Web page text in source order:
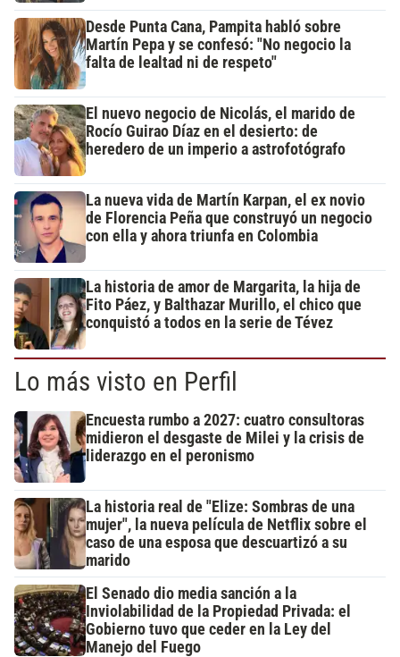
Desde Punta Cana, Pampita habló sobre
Martín Pepa y se confesó: "No negocio la
falta de lealtad ni de respeto"
El nuevo negocio de Nicolás, el marido de
Rocío Guirao Díaz en el desierto: de
heredero de un imperio a astrofotógrafo
La nueva vida de Martín Karpan, el ex novio
de Florencia Peña que construyó un negocio
con ella y ahora triunfa en Colombia
La historia de amor de Margarita, la hija de
Fito Páez, y Balthazar Murillo, el chico que
conquistó a todos en la serie de Tévez
Lo más visto en Perfil
Encuesta rumbo a 2027: cuatro consultoras
midieron el desgaste de Milei y la crisis de
liderazgo en el peronismo
La historia real de "Elize: Sombras de una
mujer", la nueva película de Netflix sobre el
caso de una esposa que descuartizó a su
marido
El Senado dio media sanción a la
Inviolabilidad de la Propiedad Privada: el
Gobierno tuvo que ceder en la Ley del
Manejo del Fuego